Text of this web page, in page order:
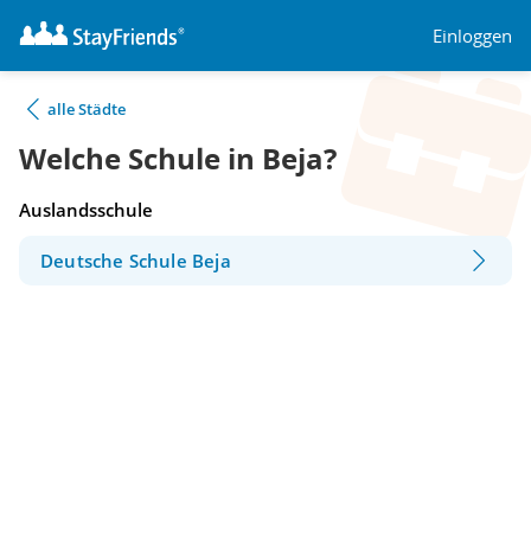
Einloggen
alle Städte
Welche Schule in Beja?
Auslandsschule
Deutsche Schule Beja